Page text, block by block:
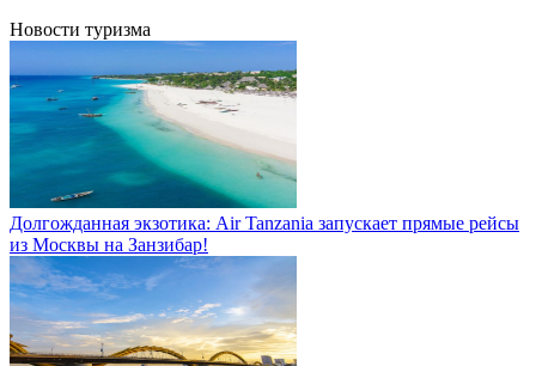
Новости туризма
Долгожданная экзотика: Air Tanzania запускает прямые рейсы
из Москвы на Занзибар!